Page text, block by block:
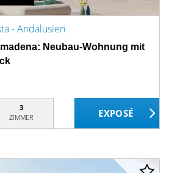
- Andalusien
Neubau-Wohnung mit
3
ZIMMER